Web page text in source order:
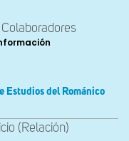
Colaboradores
Estudios del Románico
(Relación)